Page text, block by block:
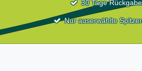
30 Tage
Nur auserwählte